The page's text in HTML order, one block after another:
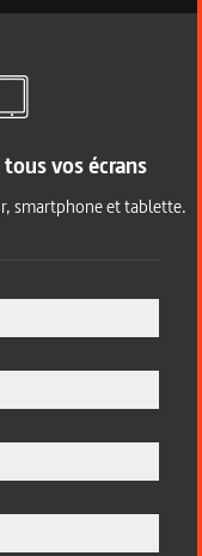
vos écrans
smartphone et tablette.